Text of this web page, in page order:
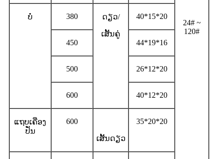
24# ~
120#
ບໍ່ 380 ດຽວ/
ເສັ້ນຄູ່
40*15*20
450 44*19*16
500 26*12*20
600 40*12*20
ແຖບເຄື່ອງ
ປັ່ນ
600
ເສັ້ນດຽວ
35*20*20